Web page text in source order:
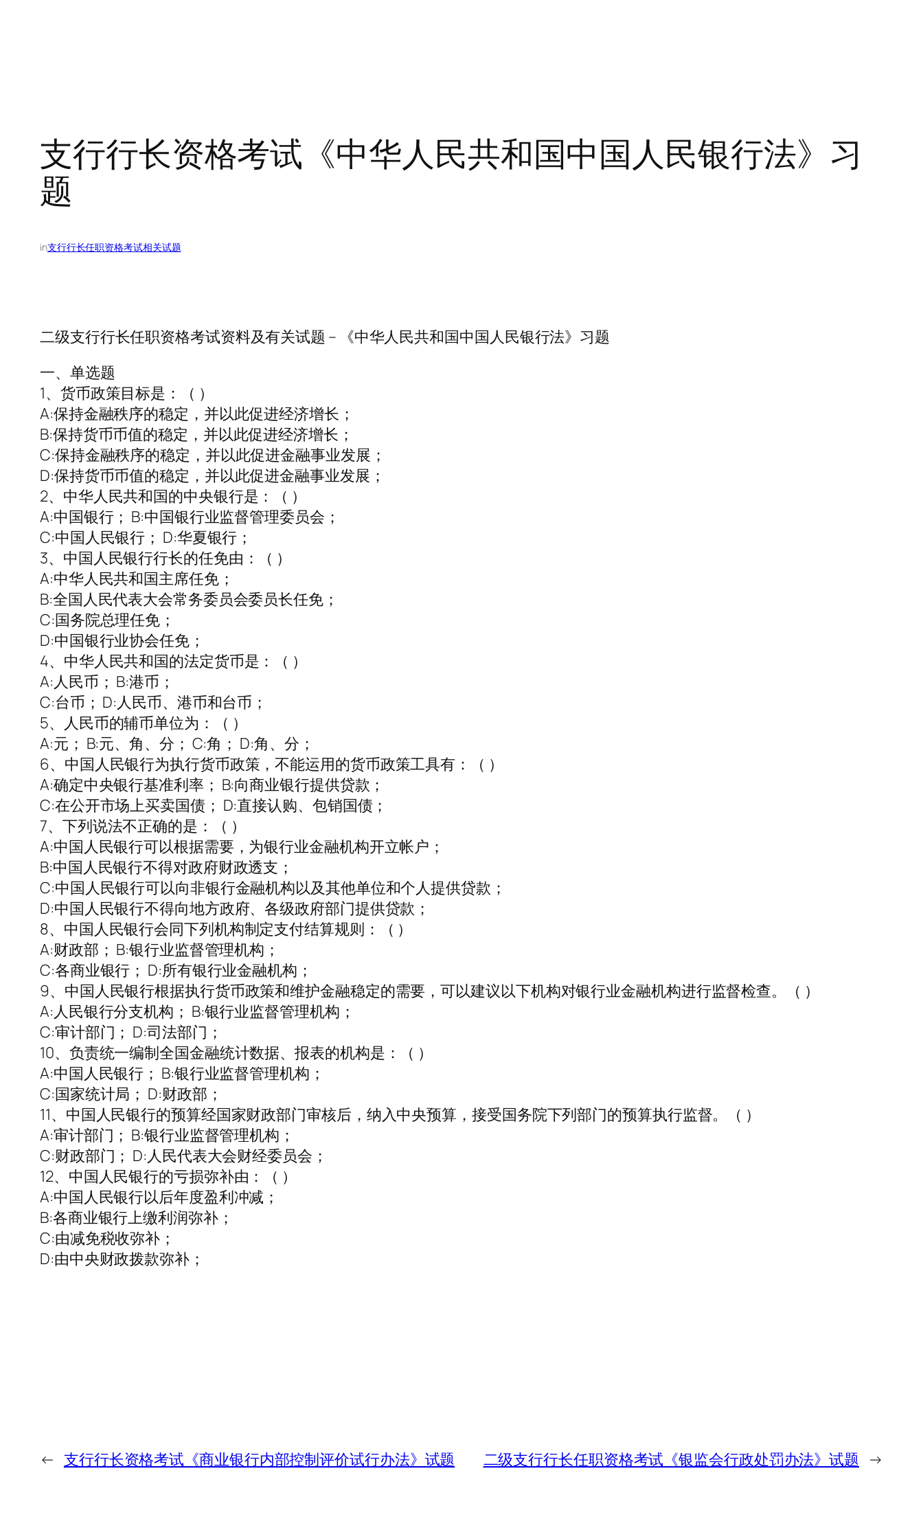
支行行长资格考试《中华人民共和国中国人民银行法》习
题
in支行行长任职资格考试相关试题
二级支行行长任职资格考试资料及有关试题 – 《中华人民共和国中国人民银行法》习题
一、单选题
1、货币政策目标是：（ ）
A:保持金融秩序的稳定，并以此促进经济增长；
B:保持货币币值的稳定，并以此促进经济增长；
C:保持金融秩序的稳定，并以此促进金融事业发展；
D:保持货币币值的稳定，并以此促进金融事业发展；
2、中华人民共和国的中央银行是：（ ）
A:中国银行； B:中国银行业监督管理委员会；
C:中国人民银行； D:华夏银行；
3、中国人民银行行长的任免由：（ ）
A:中华人民共和国主席任免；
B:全国人民代表大会常务委员会委员长任免；
C:国务院总理任免；
D:中国银行业协会任免；
4、中华人民共和国的法定货币是：（ ）
A:人民币； B:港币；
C:台币； D:人民币、港币和台币；
5、人民币的辅币单位为：（ ）
A:元； B:元、角、分； C:角； D:角、分；
6、中国人民银行为执行货币政策，不能运用的货币政策工具有：（ ）
A:确定中央银行基准利率； B:向商业银行提供贷款；
C:在公开市场上买卖国债； D:直接认购、包销国债；
7、下列说法不正确的是：（ ）
A:中国人民银行可以根据需要，为银行业金融机构开立帐户；
B:中国人民银行不得对政府财政透支；
C:中国人民银行可以向非银行金融机构以及其他单位和个人提供贷款；
D:中国人民银行不得向地方政府、各级政府部门提供贷款；
8、中国人民银行会同下列机构制定支付结算规则：（ ）
A:财政部； B:银行业监督管理机构；
C:各商业银行； D:所有银行业金融机构；
9、中国人民银行根据执行货币政策和维护金融稳定的需要，可以建议以下机构对银行业金融机构进行监督检查。（ ）
A:人民银行分支机构； B:银行业监督管理机构；
C:审计部门； D:司法部门；
10、负责统一编制全国金融统计数据、报表的机构是：（ ）
A:中国人民银行； B:银行业监督管理机构；
C:国家统计局； D:财政部；
11、中国人民银行的预算经国家财政部门审核后，纳入中央预算，接受国务院下列部门的预算执行监督。（ ）
A:审计部门； B:银行业监督管理机构；
C:财政部门； D:人民代表大会财经委员会；
12、中国人民银行的亏损弥补由：（ ）
A:中国人民银行以后年度盈利冲减；
B:各商业银行上缴利润弥补；
C:由减免税收弥补；
D:由中央财政拨款弥补；
← 支行行长资格考试《商业银行内部控制评价试行办法》试题 二级支行行长任职资格考试《银监会行政处罚办法》试题 →